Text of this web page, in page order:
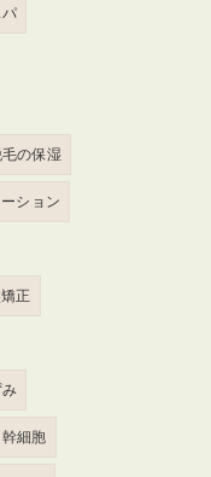
パ
毛の保湿
ション
正
幹細胞